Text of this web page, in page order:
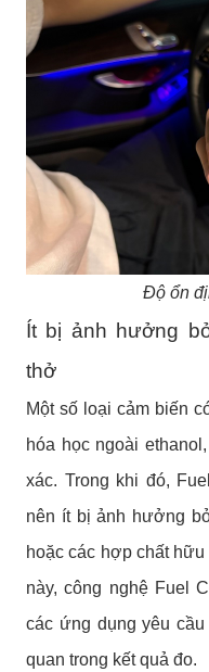
Độ ổn
Ít bị ảnh hưởng
thở
Một số loại cảm biến
hóa học ngoài
xác. Trong khi đó,
nên ít bị ảnh hưởng
hoặc các hợp chất
này, công nghệ Fuel
các ứng dụng yêu
quan trong kết quả đo.